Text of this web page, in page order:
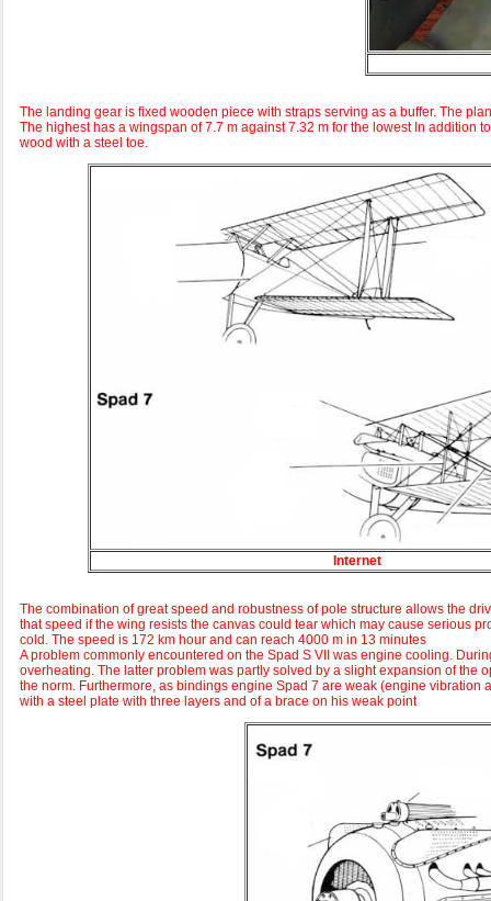
The landing gear is fixed wooden piece with straps serving as a buffer. The
The highest has a wingspan of 7.7 m against 7.32 m for the lowest In
wood with a steel toe.
Internet
The combination of great speed and robustness of pole structure allows the
that speed if the wing resists the canvas could tear which may cause serious
cold. The speed is 172 km hour and can reach 4000 m in 13 minutes
A problem commonly encountered on the Spad S VII was engine cooling.
overheating. The latter problem was partly solved by a slight expansion of
the norm. Furthermore, as bindings engine Spad 7 are weak (engine
with a steel plate with three layers and of a brace on his weak point